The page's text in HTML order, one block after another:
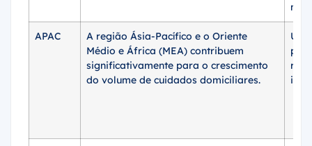
APAC
A região Ásia-Pacífico e o Oriente
Médio e África (MEA) contribuem
significativamente para o crescimento
do volume de cuidados domiciliares.